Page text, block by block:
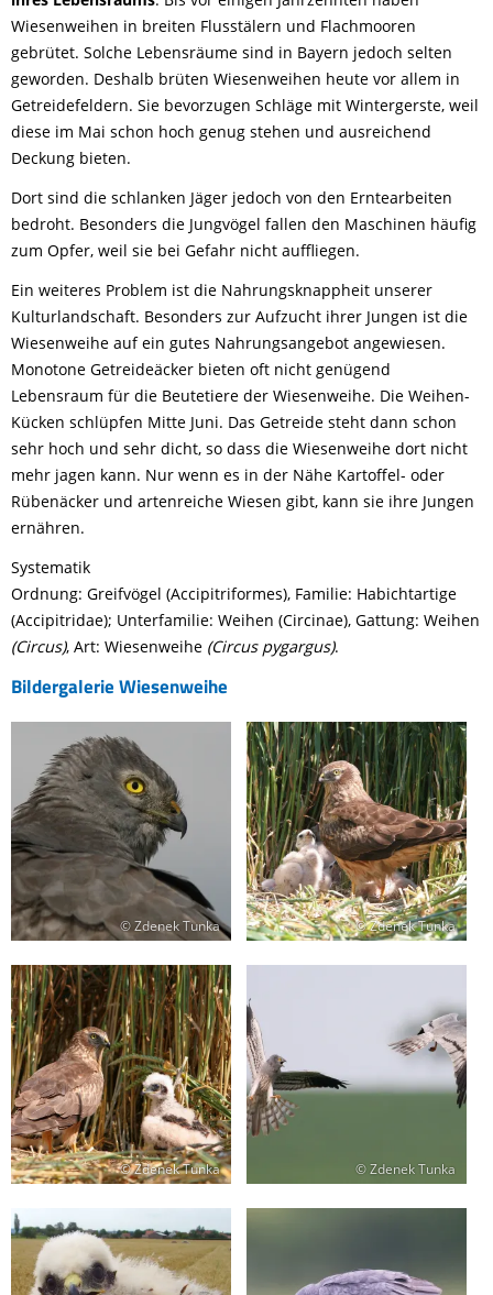
Wiesenweihen in breiten Flusstälern und Flachmooren
gebrütet. Solche Lebensräume sind in Bayern jedoch selten
geworden. Deshalb brüten Wiesenweihen heute vor allem in
Getreidefeldern. Sie bevorzugen Schläge mit Wintergerste, weil
diese im Mai schon hoch genug stehen und ausreichend
Deckung bieten.
Dort sind die schlanken Jäger jedoch von den Erntearbeiten
bedroht. Besonders die Jungvögel fallen den Maschinen häufig
zum Opfer, weil sie bei Gefahr nicht auffliegen.
Ein weiteres Problem ist die Nahrungsknappheit unserer
Kulturlandschaft. Besonders zur Aufzucht ihrer Jungen ist die
Wiesenweihe auf ein gutes Nahrungsangebot angewiesen.
Monotone Getreideäcker bieten oft nicht genügend
Lebensraum für die Beutetiere der Wiesenweihe. Die Weihen-
Kücken schlüpfen Mitte Juni. Das Getreide steht dann schon
sehr hoch und sehr dicht, so dass die Wiesenweihe dort nicht
mehr jagen kann. Nur wenn es in der Nähe Kartoffel- oder
Rübenäcker und artenreiche Wiesen gibt, kann sie ihre Jungen
ernähren.
Systematik
Ordnung: Greifvögel (Accipitriformes), Familie: Habichtartige
(Accipitridae); Unterfamilie: Weihen (Circinae), Gattung: Weihen
(Circus), Art: Wiesenweihe (Circus pygargus).
Bildergalerie Wiesenweihe
© Zdenek Tunka © Zdenek Tunka
© Zdenek Tunka © Zdenek Tunka